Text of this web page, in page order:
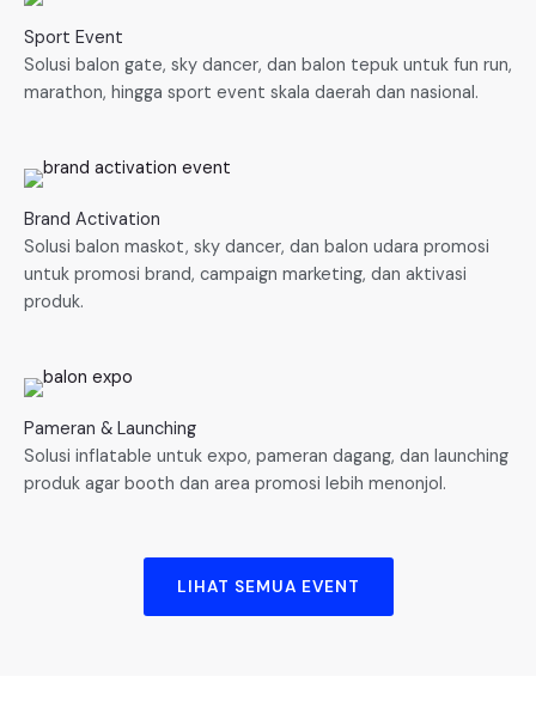
Sport Event
Solusi balon gate, sky dancer, dan balon tepuk untuk fun run,
marathon, hingga sport event skala daerah dan nasional.
Brand Activation
Solusi balon maskot, sky dancer, dan balon udara promosi
untuk promosi brand, campaign marketing, dan aktivasi
produk.
Pameran & Launching
Solusi inflatable untuk expo, pameran dagang, dan launching
produk agar booth dan area promosi lebih menonjol.
LIHAT SEMUA EVENT